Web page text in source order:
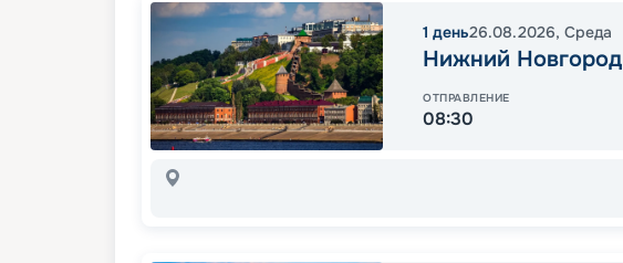
1 день26.08.2026, Среда
Нижний Новгород
ОТПРАВЛЕНИЕ
08:30